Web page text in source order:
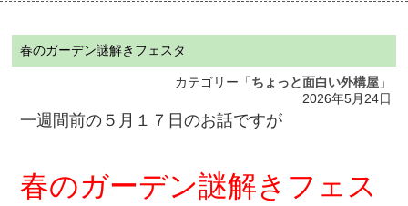
春のガーデン謎解きフェスタ
カテゴリー「ちょっと面白い外構屋 」
2026年5月24日
一週間前の５月１７日のお話ですが
春のガーデン謎解きフェス